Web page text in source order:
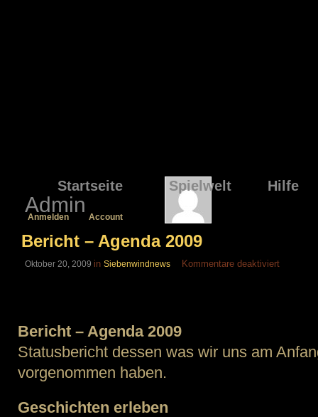
Startseite Spielwelt Hilfe
Admin
Anmelden Account
Bericht – Agenda 2009
Oktober 20, 2009 in Siebenwindnews Kommentare deaktiviertfür
Bericht – Agenda 2009
Statusbericht dessen was wir uns am
vorgenommen haben.
Geschichten erleben